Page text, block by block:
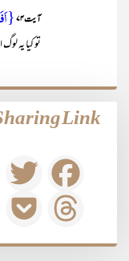
آیت ۷۴
تو کیا یہ
Link